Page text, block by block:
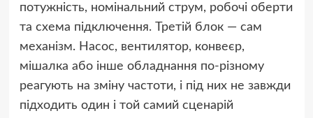
потужність, номінальний струм, робочі оберти
та схема підключення. Третій блок — сам
механізм. Насос, вентилятор, конвеєр,
мішалка або інше обладнання по-різному
реагують на зміну частоти, і під них не завжди
підходить один і той самий сценарій